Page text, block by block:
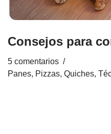
Consejos para
5 comentarios
Panes, Pizzas, Quiches,